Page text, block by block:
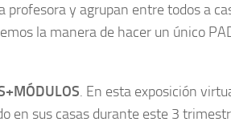
profesora y agrupan entre todos a
la manera de hacer un único
. En esta exposición
en sus casas durante este 3